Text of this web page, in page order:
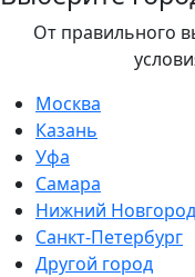
От правильного
Москва
Казань
Уфа
Самара
Нижний Новгород
Санкт-Петербург
Другой город